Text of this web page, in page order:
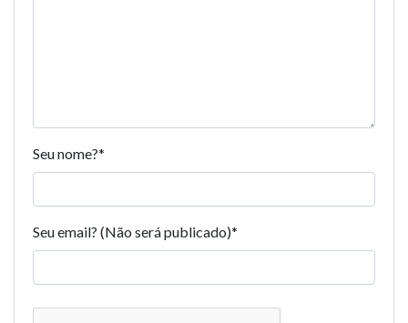
Seu nome?*
Seu email? (Não será publicado)*